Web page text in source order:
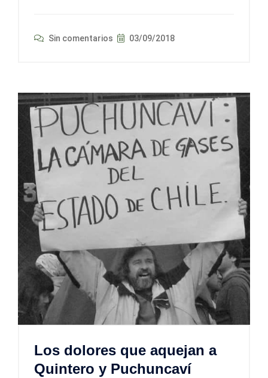
Sin comentarios 03/09/2018
Los dolores que aquejan a
Quintero y Puchuncaví